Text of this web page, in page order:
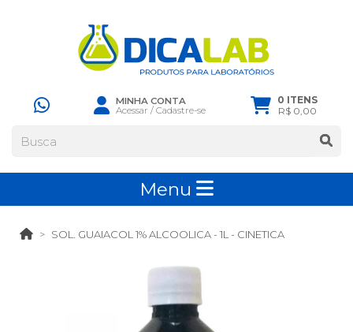
MINHA CONTA
Acessar /Cadastre-se
0 ITENS
R$ 0,00
Menu
SOL. GUAIACOL 1% ALCOOLICA - 1L - CINETICA